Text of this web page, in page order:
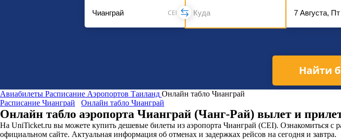
CEI
Найти
Авиабилеты Расписание Аэропортов Таиланд Онлайн табло Чианграй
Расписание Чианграй
Онлайн табло Чианграй
Онлайн табло аэропорта Чианграй (Чанг-Рай) вылет и
На UniTicket.ru вы можете купить дешевые билеты из аэропорта Чианграй (CEI). Ознакомиться с
официальном сайте. Актуальная информация об отменах и задержках рейсов на сегодня и завтра.